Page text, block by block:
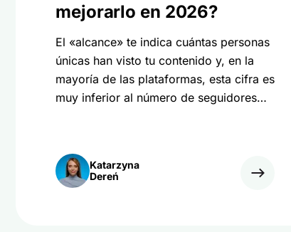
mejorarlo en 2026?
El «alcance» te indica cuántas personas
únicas han visto tu contenido y, en la
mayoría de las plataformas, esta cifra es
muy inferior al número de seguidores
Katarzyna
Dereń